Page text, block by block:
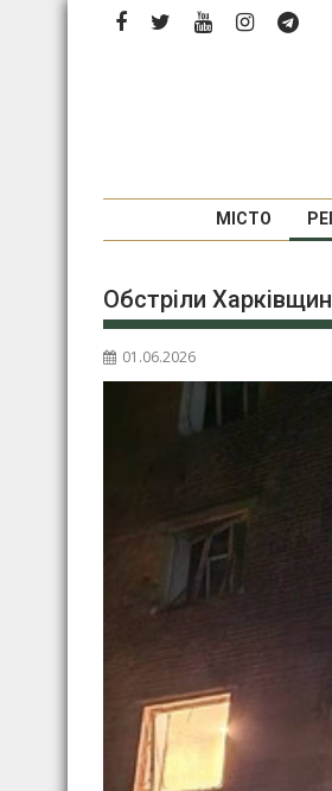
Перейти
МІСТО
Обстріли
01.06.2026